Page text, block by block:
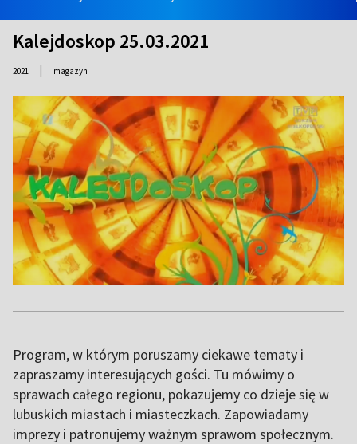
Kalejdoskop 25.03.2021
2021 | magazyn
.
Program, w którym poruszamy ciekawe tematy i
zapraszamy interesujących gości. Tu mówimy o
sprawach całego regionu, pokazujemy co dzieje się w
lubuskich miastach i miasteczkach. Zapowiadamy
imprezy i patronujemy ważnym sprawom społecznym.